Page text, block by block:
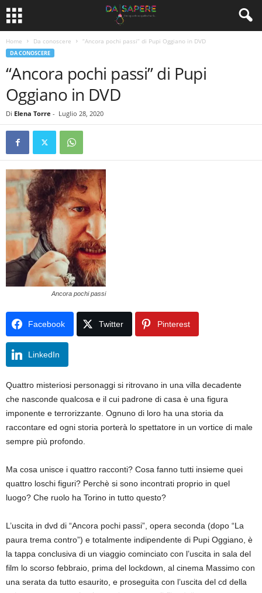
Home Da conoscere “Ancora pochi passi” di Pupi Oggiano in DVD
DA CONOSCERE
“Ancora pochi passi” di Pupi
Oggiano in DVD
Di Elena Torre - Luglio 28, 2020
Ancora pochi passi
Facebook Twitter Pinterest
LinkedIn
Quattro misteriosi personaggi si ritrovano in una villa decadente
che nasconde qualcosa e il cui padrone di casa è una figura
imponente e terrorizzante. Ognuno di loro ha una storia da
raccontare ed ogni storia porterà lo spettatore in un vortice di male
sempre più profondo.
Ma cosa unisce i quattro racconti? Cosa fanno tutti insieme quei
quattro loschi figuri? Perchè si sono incontrati proprio in quel
luogo? Che ruolo ha Torino in tutto questo?
L’uscita in dvd di “Ancora pochi passi”, opera seconda (dopo “La
paura trema contro”) e totalmente indipendente di Pupi Oggiano, è
la tappa conclusiva di un viaggio cominciato con l’uscita in sala del
film lo scorso febbraio, prima del lockdown, al cinema Massimo con
una serata da tutto esaurito, e proseguita con l’uscita del cd della